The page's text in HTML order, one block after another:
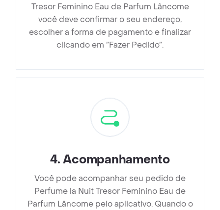
Tresor Feminino Eau de Parfum Lâncome
você deve confirmar o seu endereço,
escolher a forma de pagamento e finalizar
clicando em ”Fazer Pedido”.
4.Acompanhamento
Você pode acompanhar seu pedido de
Perfume la Nuit Tresor Feminino Eau de
Parfum Lâncome pelo aplicativo. Quando o